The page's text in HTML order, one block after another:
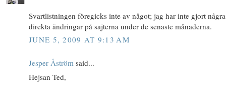
Svartlistningen föregicks inte av något; jag har inte gjort några
direkta ändringar på sajterna under de senaste månaderna.
JUNE 5, 2009 AT 9:13 AM
Jesper Åström said...
Hejsan Ted,